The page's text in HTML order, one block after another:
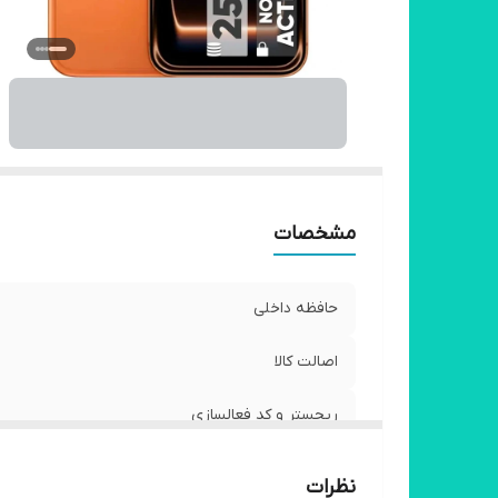
مشخصات
حافظه داخلی
اصالت کالا
ریجستر و کد فعالسازی
نظرات